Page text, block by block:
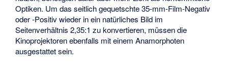
Optiken. Um das seitlich gequetschte 35-mm-Film-Negativ
oder -Positiv wieder in ein natürliches Bild im
Seitenverhältnis 2,35:1 zu konvertieren, müssen die
Kinoprojektoren ebenfalls mit einem Anamorphoten
ausgestattet sein.